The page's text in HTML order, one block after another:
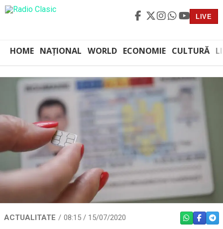
LIVE
HOME NAȚIONAL WORLD ECONOMIE CULTURĂ
ACTUALITATE 08:15 / 15/07/2020 WHATSAPP